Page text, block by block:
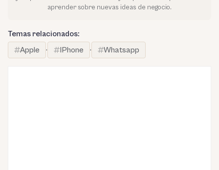
aprender sobre nuevas ideas de negocio.
Temas relacionados:
Apple
· IPhone · Whatsapp